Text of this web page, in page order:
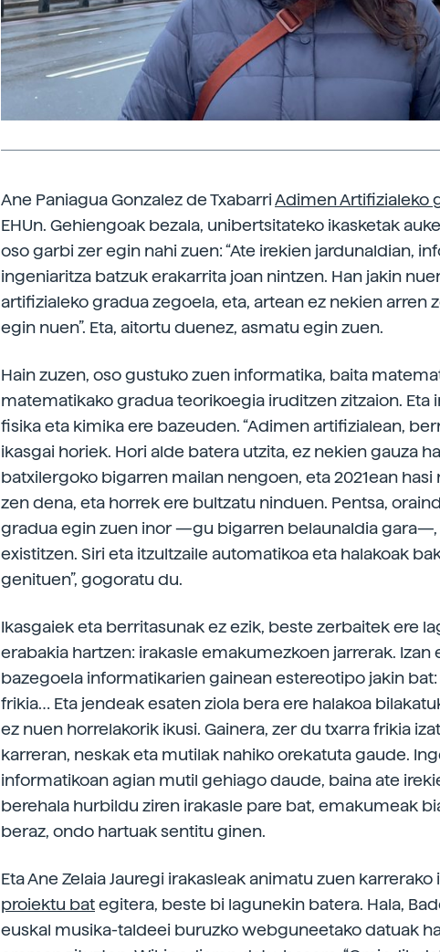
Ane Paniagua Gonzalez de TxabarriAdimen Artifizialeko
EHUn. Gehiengoak bezala, unibertsitateko ikasketak
oso garbi zer egin nahi zuen: “Ate irekien jardunaldian,
ingeniaritza batzuk erakarrita joan nintzen. Han jakin
artifizialeko gradua zegoela, eta, artean ez nekien arren
egin nuen”. Eta, aitortu duenez, asmatu egin zuen.
Hain zuzen, oso gustuko zuen informatika, baita
matematikako gradua teorikoegia iruditzen zitzaion. Eta
fisika eta kimika ere bazeuden. “Adimen artifizialean,
ikasgai horiek. Hori alde batera utzita, ez nekien gauza
batxilergoko bigarren mailan nengoen, eta 2021ean hasi
zen dena, eta horrek ere bultzatu ninduen. Pentsa,
gradua egin zuen inor —gu bigarren belaunaldia gara—,
existitzen. Siri eta itzultzaile automatikoa eta halakoak
genituen”, gogoratu du.
Ikasgaiek eta berritasunak ez ezik, beste zerbaitek ere
erabakia hartzen: irakasle emakumezkoen jarrerak. Izan
bazegoela informatikarien gainean estereotipo jakin
frikia… Eta jendeak esaten ziola bera ere halakoa
ez nuen horrelakorik ikusi. Gainera, zer du txarra frikia
karreran, neskak eta mutilak nahiko orekatuta gaude.
informatikoan agian mutil gehiago daude, baina ate
berehala hurbildu ziren irakasle pare bat, emakumeak
beraz, ondo hartuak sentitu ginen.
Eta Ane Zelaia Jauregi irakasleak animatu zuen
proiektu bategitera, beste bi lagunekin batera. Hala,
euskal musika-taldeei buruzko webguneetako datuak